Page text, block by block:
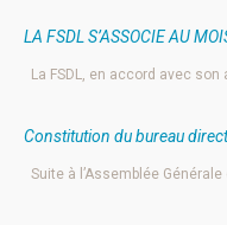
LA FSDL S’ASSOCIE AU
La FSDL, en accord avec son
Constitution du bureau
Suite à l’Assemblée Générale